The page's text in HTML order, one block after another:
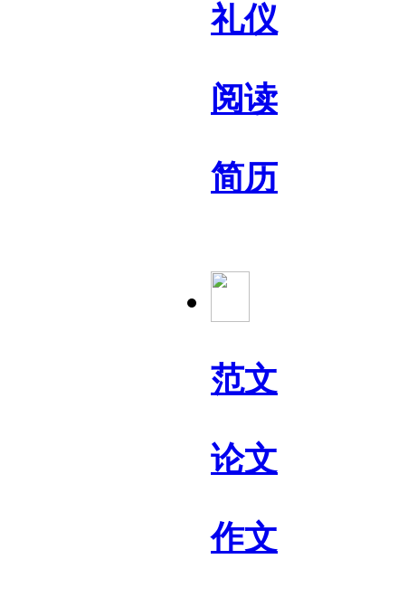
礼仪
阅读
简历
范文
论文
作文